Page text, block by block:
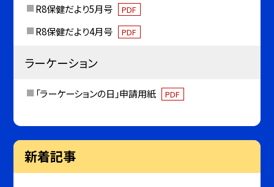
R8保健だより5月号
PDF
R8保健だより4月号 PDF
ラーケーション
「ラーケーションの日」申請用紙 PDF
新着記事